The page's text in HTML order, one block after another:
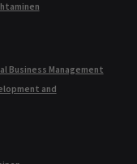
Business Management
and